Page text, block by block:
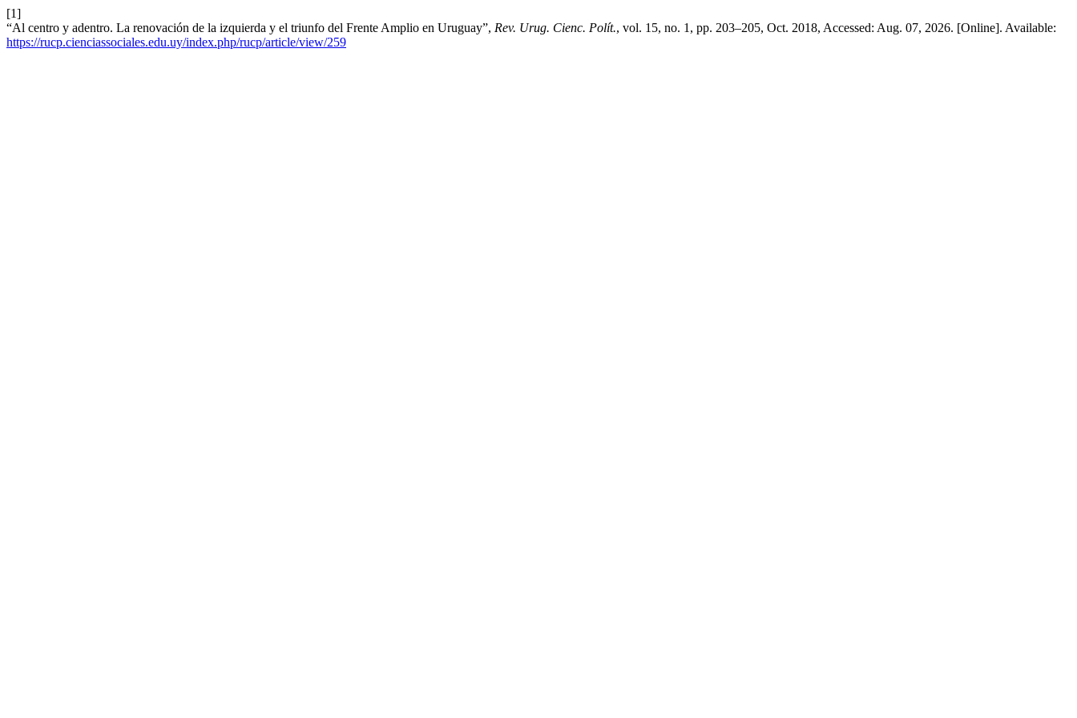
[1]
“Al centro y adentro. La renovación de la izquierda y el triunfo del Frente Amplio en Uruguay”, Rev. Urug. Cienc. Polít., vol. 15, no. 1, pp. 203–205, Oct. 2018, Accessed: Aug. 07, 2026. [Online]. Available:
https://rucp.cienciassociales.edu.uy/index.php/rucp/article/view/259